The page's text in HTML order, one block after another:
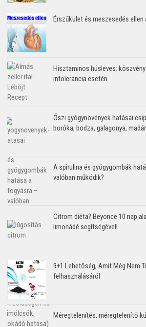
Érszűkület és meszesedés ellen
Hisztaminos húsleves:
intolerancia esetén
Őszi gyógynövények hatásai
boróka, bodza, galagonya,
A spirulina és gyógygombák
valóban működik?
Citrom diéta? Beyonce 10 nap
limonádé segítségével!
9+1 Lehetőség, Amit Még Nem
felhasználásáról
Méregtelenítés, méregtelenítő